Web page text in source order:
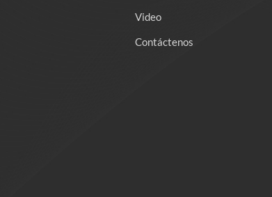
a
Video
Contáctenos